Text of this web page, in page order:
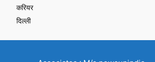
करियर
दिल्ली